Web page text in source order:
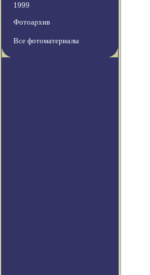
1999
Фотоархив
Все фотоматериалы